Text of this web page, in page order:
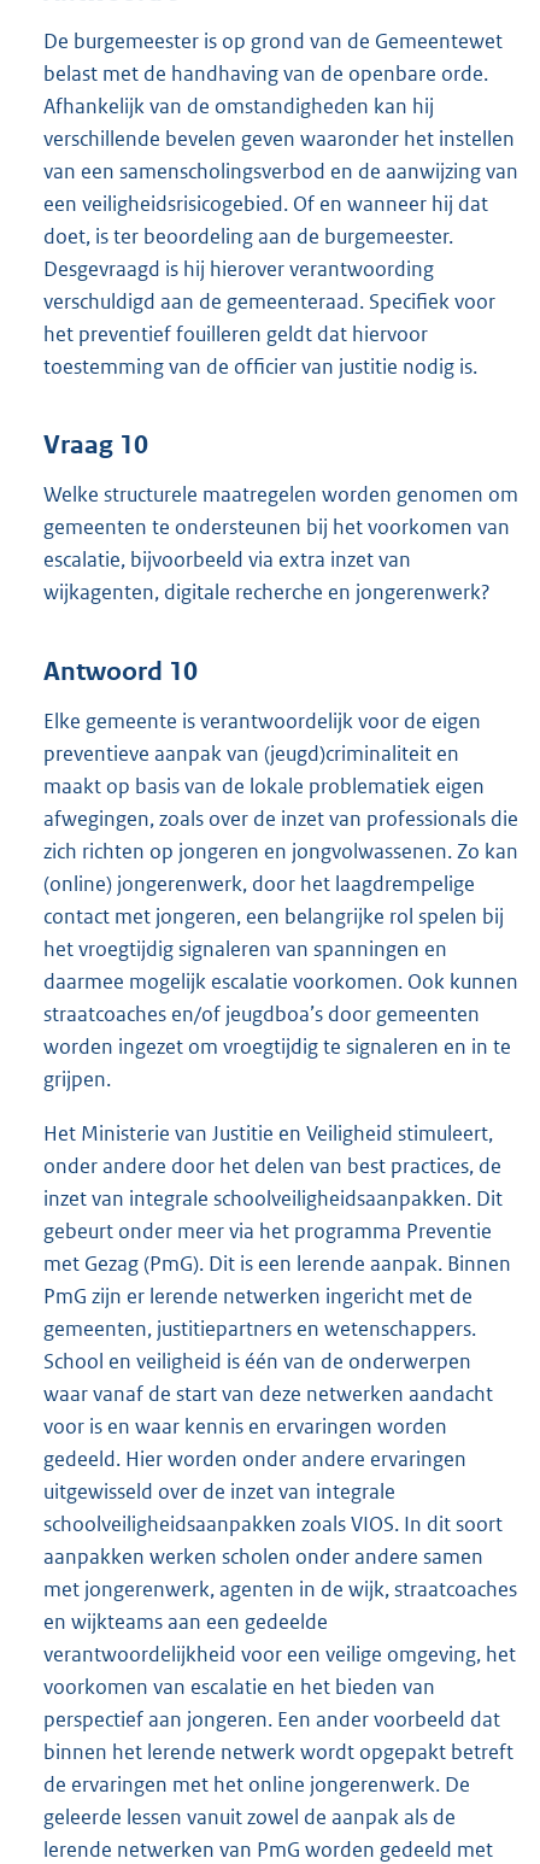
De burgemeester is op grond van de Gemeentewet
belast met de handhaving van de openbare orde.
Afhankelijk van de omstandigheden kan hij
verschillende bevelen geven waaronder het instellen
van een samenscholingsverbod en de aanwijzing van
een veiligheidsrisicogebied. Of en wanneer hij dat
doet, is ter beoordeling aan de burgemeester.
Desgevraagd is hij hierover verantwoording
verschuldigd aan de gemeenteraad. Specifiek voor
het preventief fouilleren geldt dat hiervoor
toestemming van de officier van justitie nodig is.
Vraag 10
Welke structurele maatregelen worden genomen om
gemeenten te ondersteunen bij het voorkomen van
escalatie, bijvoorbeeld via extra inzet van
wijkagenten, digitale recherche en jongerenwerk?
Antwoord 10
Elke gemeente is verantwoordelijk voor de eigen
preventieve aanpak van (jeugd)criminaliteit en
maakt op basis van de lokale problematiek eigen
afwegingen, zoals over de inzet van professionals die
zich richten op jongeren en jongvolwassenen. Zo kan
(online) jongerenwerk, door het laagdrempelige
contact met jongeren, een belangrijke rol spelen bij
het vroegtijdig signaleren van spanningen en
daarmee mogelijk escalatie voorkomen. Ook kunnen
straatcoaches en/of jeugdboa’s door gemeenten
worden ingezet om vroegtijdig te signaleren en in te
grijpen.
Het Ministerie van Justitie en Veiligheid stimuleert,
onder andere door het delen van best practices, de
inzet van integrale schoolveiligheidsaanpakken. Dit
gebeurt onder meer via het programma Preventie
met Gezag (PmG). Dit is een lerende aanpak. Binnen
PmG zijn er lerende netwerken ingericht met de
gemeenten, justitiepartners en wetenschappers.
School en veiligheid is één van de onderwerpen
waar vanaf de start van deze netwerken aandacht
voor is en waar kennis en ervaringen worden
gedeeld. Hier worden onder andere ervaringen
uitgewisseld over de inzet van integrale
schoolveiligheidsaanpakken zoals VIOS. In dit soort
aanpakken werken scholen onder andere samen
met jongerenwerk, agenten in de wijk, straatcoaches
en wijkteams aan een gedeelde
verantwoordelijkheid voor een veilige omgeving, het
voorkomen van escalatie en het bieden van
perspectief aan jongeren. Een ander voorbeeld dat
binnen het lerende netwerk wordt opgepakt betreft
de ervaringen met het online jongerenwerk. De
geleerde lessen vanuit zowel de aanpak als de
lerende netwerken van PmG worden gedeeld met